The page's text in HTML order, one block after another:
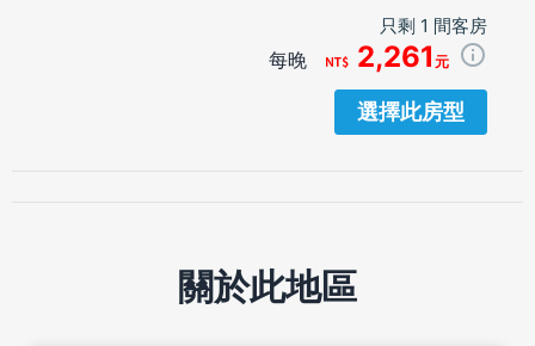
只剩 1 間客房
每晚 2,261 元
選擇此房型
關於此地區